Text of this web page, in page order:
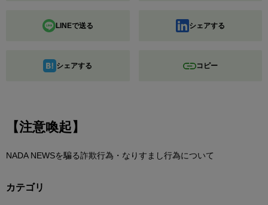
LINEで送る シェアする
シェアする コピー
【注意喚起】
NADA NEWSを騙る詐欺行為・なりすまし行為について
カテゴリ